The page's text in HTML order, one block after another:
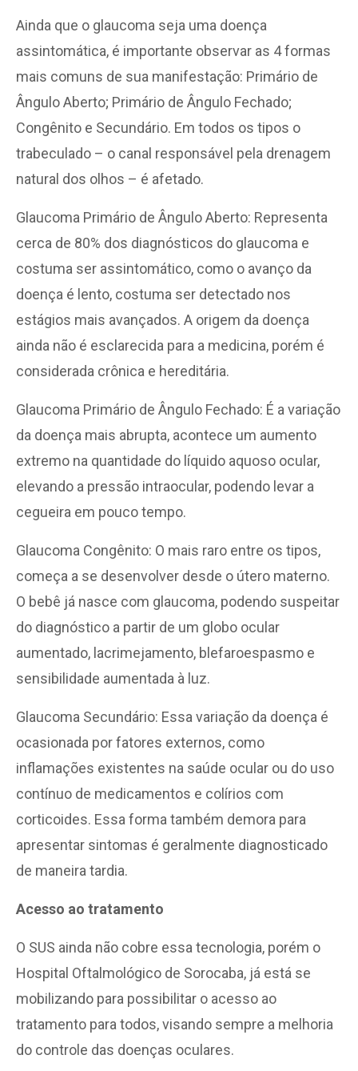
Ainda que o glaucoma seja uma doença
assintomática, é importante observar as 4 formas
mais comuns de sua manifestação: Primário de
Ângulo Aberto; Primário de Ângulo Fechado;
Congênito e Secundário. Em todos os tipos o
trabeculado – o canal responsável pela drenagem
natural dos olhos – é afetado.
Glaucoma Primário de Ângulo Aberto: Representa
cerca de 80% dos diagnósticos do glaucoma e
costuma ser assintomático, como o avanço da
doença é lento, costuma ser detectado nos
estágios mais avançados. A origem da doença
ainda não é esclarecida para a medicina, porém é
considerada crônica e hereditária.
Glaucoma Primário de Ângulo Fechado: É a variação
da doença mais abrupta, acontece um aumento
extremo na quantidade do líquido aquoso ocular,
elevando a pressão intraocular, podendo levar a
cegueira em pouco tempo.
Glaucoma Congênito: O mais raro entre os tipos,
começa a se desenvolver desde o útero materno.
O bebê já nasce com glaucoma, podendo suspeitar
do diagnóstico a partir de um globo ocular
aumentado, lacrimejamento, blefaroespasmo e
sensibilidade aumentada à luz.
Glaucoma Secundário: Essa variação da doença é
ocasionada por fatores externos, como
inflamações existentes na saúde ocular ou do uso
contínuo de medicamentos e colírios com
corticoides. Essa forma também demora para
apresentar sintomas é geralmente diagnosticado
de maneira tardia.
Acesso ao tratamento
O SUS ainda não cobre essa tecnologia, porém o
Hospital Oftalmológico de Sorocaba, já está se
mobilizando para possibilitar o acesso ao
tratamento para todos, visando sempre a melhoria
do controle das doenças oculares.